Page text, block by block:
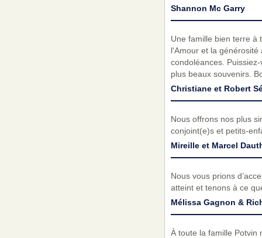
Shannon Mc Garry
Une famille bien terre à
l'Amour et la
condoléances.
plus beaux souvenirs.
Christiane et Robert
Nous offrons nos plus
conjoint(e)s et petits-
Mireille et Marcel
Nous vous prions
atteint et tenons à ce
Mélissa Gagnon &
À toute la famille Potvin